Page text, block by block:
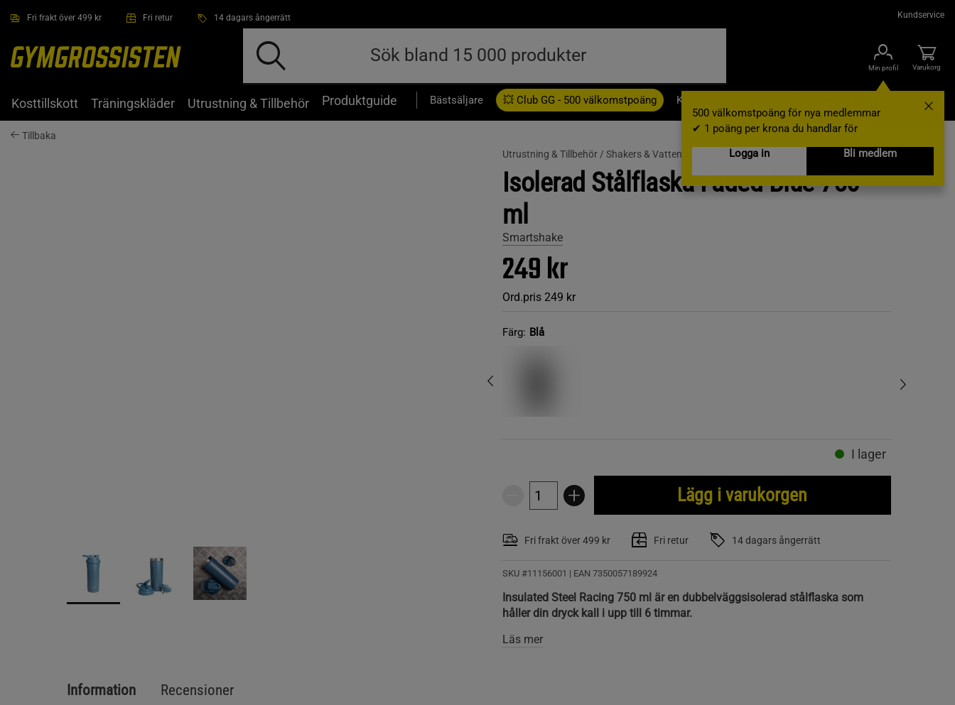
Fri frakt över 499 kr Fri retur 14 dagars ångerrätt Kundservice
Min profil
500 välkomstpoäng för nya medlemmar
✔ 1 poäng per krona du handlar för
Logga in
Bli medlem
Varukorg
Kosttillskott Träningskläder Utrustning & Tillbehör Produktguide Bästsäljare 💥 Club GG - 500 välkomstpoäng Kampanjer
Tillbaka
Utrustning & Tillbehör / Shakers & Vattenflaskor / Shakers
Isolerad Stålflaska Faded Blue 750
ml
Smartshake
249 kr
Ord.pris 249 kr
Färg: Blå
I lager
Lägg i varukorgen
Fri frakt över 499 kr Fri retur 14 dagars ångerrätt
SKU #11156001 | EAN 7350057189924
Insulated Steel Racing 750 ml är en dubbelväggsisolerad stålflaska som
håller din dryck kall i upp till 6 timmar.
Läs mer
Information Recensioner